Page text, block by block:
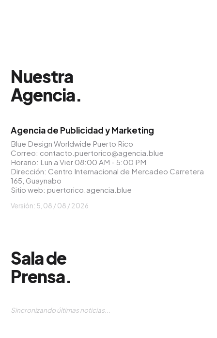
Nuestra
Agencia.
Agencia de Publicidad y Marketing
Blue Design Worldwide Puerto Rico
Correo: contacto.puertorico@agencia.blue
Horario: Lun a Vier 08:00 AM - 5:00 PM
Dirección: Centro Internacional de Mercadeo Carretera
165, Guaynabo
Sitio web:puertorico.agencia.blue
Versión: 5, 08 / 08 / 2026
Sala de
Prensa.
Sincronizando últimas noticias...